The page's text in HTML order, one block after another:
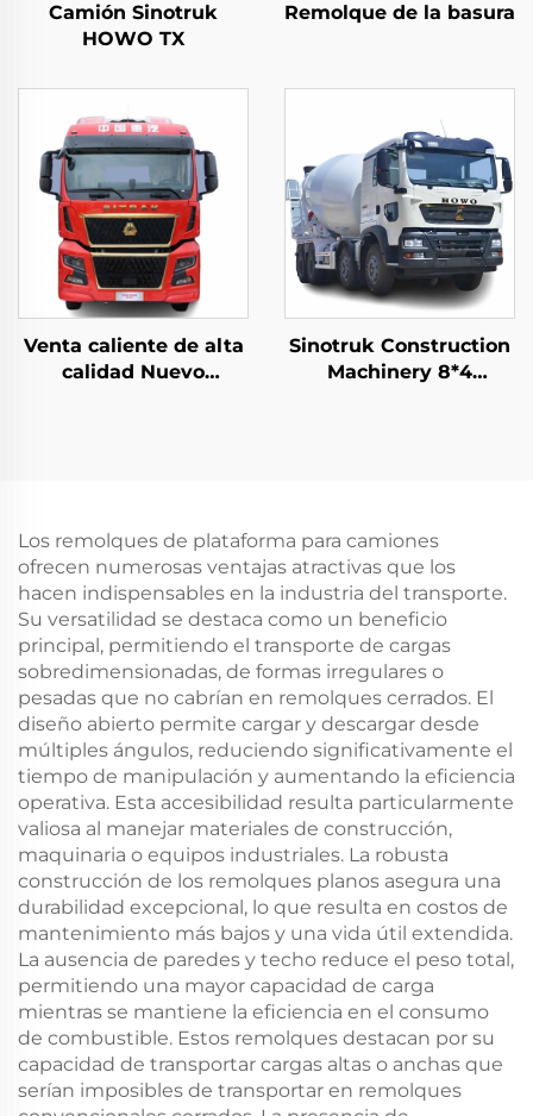
Camión Sinotruk
HOWO TX
Remolque de la basura
Venta caliente de alta
calidad Nuevo
Sinotruk Construction
Machinery 8*4
Los remolques de plataforma para camiones
ofrecen numerosas ventajas atractivas que los
hacen indispensables en la industria del transporte.
Su versatilidad se destaca como un beneficio
principal, permitiendo el transporte de cargas
sobredimensionadas, de formas irregulares o
pesadas que no cabrían en remolques cerrados. El
diseño abierto permite cargar y descargar desde
múltiples ángulos, reduciendo significativamente el
tiempo de manipulación y aumentando la eficiencia
operativa. Esta accesibilidad resulta particularmente
valiosa al manejar materiales de construcción,
maquinaria o equipos industriales. La robusta
construcción de los remolques planos asegura una
durabilidad excepcional, lo que resulta en costos de
mantenimiento más bajos y una vida útil extendida.
La ausencia de paredes y techo reduce el peso total,
permitiendo una mayor capacidad de carga
mientras se mantiene la eficiencia en el consumo
de combustible. Estos remolques destacan por su
capacidad de transportar cargas altas o anchas que
serían imposibles de transportar en remolques